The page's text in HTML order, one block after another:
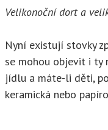
Velikonoční dort a
Nyní existují stovky
se mohou objevit i ty
jídlu a máte-li děti,
keramická nebo